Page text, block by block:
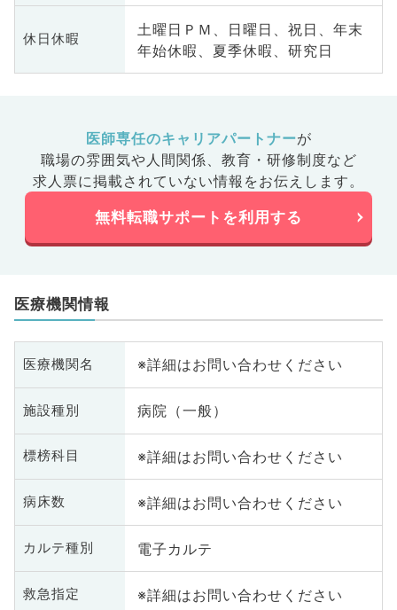
休日休暇
土曜日ＰＭ、日曜日、祝日、年末
年始休暇、夏季休暇、研究日
医師専任のキャリアパートナーが
職場の雰囲気や人間関係、 教育・研修制度など
求人票に掲載されていない情報をお伝えします。
無料転職サポートを利用する
医療機関情報
医療機関名 ※詳細はお問い合わせください
施設種別 病院（一般）
標榜科目 ※詳細はお問い合わせください
病床数 ※詳細はお問い合わせください
カルテ種別 電子カルテ
救急指定 ※詳細はお問い合わせください